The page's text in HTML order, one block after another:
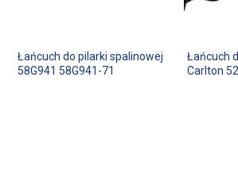
Łańcuch do pilarki spalinowej
58G941 58G941-71
Łańcuch
Carlton